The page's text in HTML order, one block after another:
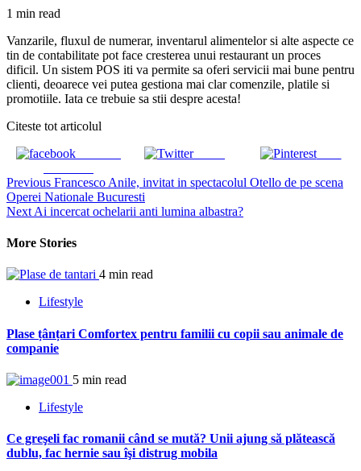
1 min read
Vanzarile, fluxul de numerar, inventarul alimentelor si alte aspecte ce
tin de contabilitate pot face cresterea unui restaurant un proces
dificil. Un sistem POS iti va permite sa oferi servicii mai bune pentru
clienti, deoarece vei putea gestiona mai clar comenzile, platile si
promotiile. Iata ce trebuie sa stii despre acesta!
Citeste tot articolul
Tweet Save
Continue
Reading
Previous Francesco Anile, invitat in spectacolul Otello de pe scena
Operei Nationale Bucuresti
Next Ai incercat ochelarii anti lumina albastra?
More Stories
4 min read
Lifestyle
Plase țânțari Comfortex pentru familii cu copii sau animale de
companie
5 min read
Lifestyle
Ce greşeli fac romanii când se mută? Unii ajung să plătească
dublu, fac hernie sau îşi distrug mobila